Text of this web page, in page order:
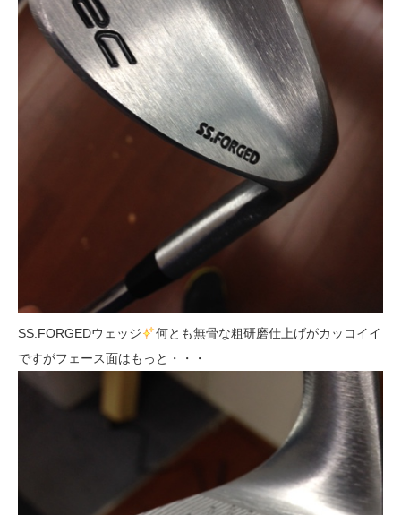
SS.FORGEDウェッジ
何とも無骨な粗研磨仕上げがカッコイイ
ですがフェース面はもっと・・・